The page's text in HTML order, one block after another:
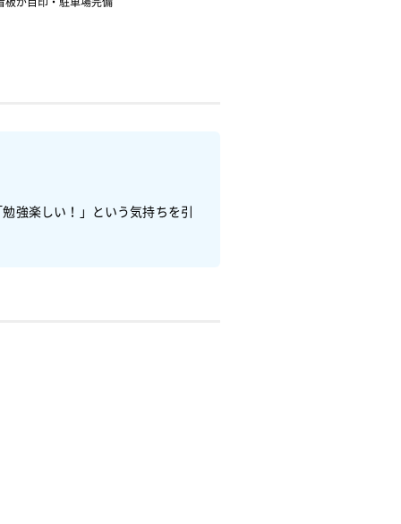
強楽しい！」という気持ちを引